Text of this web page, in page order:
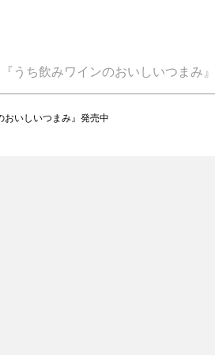
うち飲みワインのおいしいつまみ
いしいつまみ』発売中